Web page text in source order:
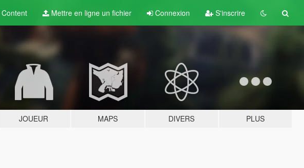
Content Mettre en ligne un fichier Connexion S'inscrire
JOUEUR MAPS DIVERS PLUS